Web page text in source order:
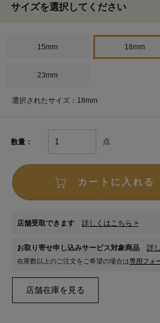
サイズを選択してください
15mm 18mm
23mm
選択されたサイズ：18mm
数量： 点
カートに入れる
店舗受取できます 詳しくはこちら >
お取り寄せ申し込みサービス対象商品 詳
在庫数以上のご注文をご希望の場合は専用フォ